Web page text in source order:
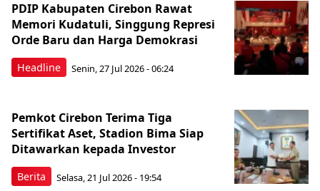
Headline
PDIP Kabupaten Cirebon Rawat
Memori Kudatuli, Singgung Represi
Orde Baru dan Harga Demokrasi
Senin, 27 Jul 2026 - 06:24
Berita
Pemkot Cirebon Terima Tiga
Sertifikat Aset, Stadion Bima Siap
Ditawarkan kepada Investor
Selasa, 21 Jul 2026 - 19:54